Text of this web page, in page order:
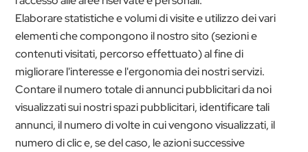
Elaborare statistiche e volumi di visite e utilizzo dei vari
elementi che compongono il nostro sito (sezioni e
contenuti visitati, percorso effettuato) al fine di
migliorare l'interesse e l'ergonomia dei nostri servizi.
Contare il numero totale di annunci pubblicitari da noi
visualizzati sui nostri spazi pubblicitari, identificare tali
annunci, il numero di volte in cui vengono visualizzati, il
numero di clic e, se del caso, le azioni successive